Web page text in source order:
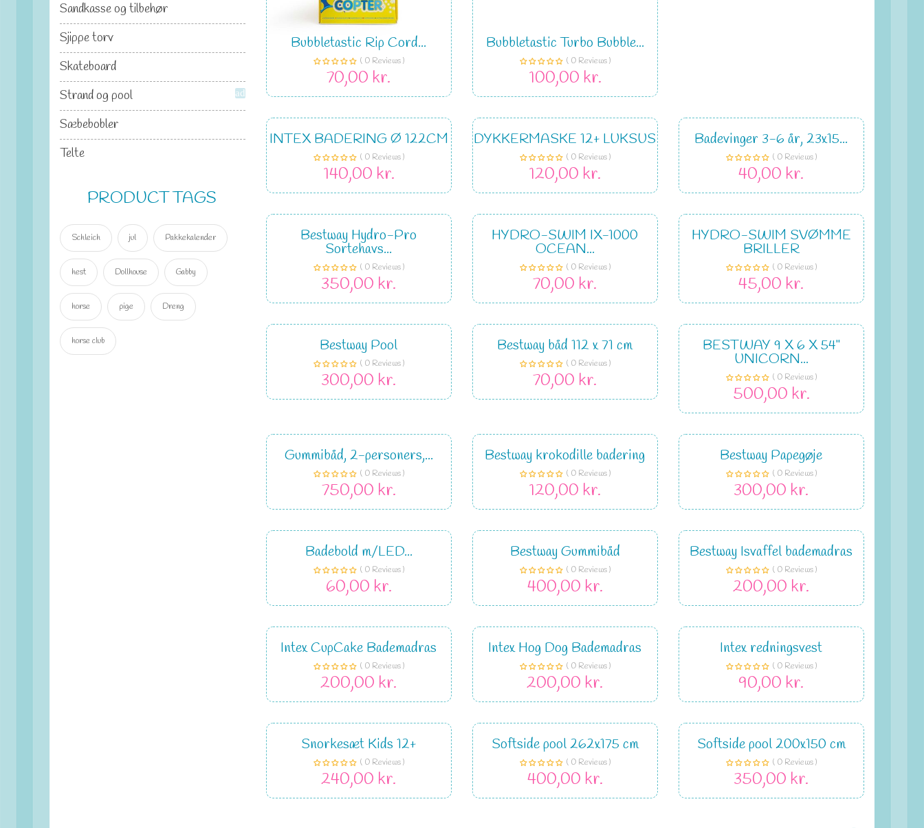
Sandkasse og tilbehør
Sjippe torv
Skateboard
Strand og pool
add
Sæbebobler
Telte
PRODUCT TAGS
Schleich jul Pakkekalender
hest Dollhouse Gabby
horse pige Dreng
horse club
Bubbletastic Rip Cord...
( 0 Reviews )
70,00 kr.
Bubbletastic Turbo Bubble...
( 0 Reviews )
100,00 kr.
INTEX BADERING Ø 122CM
( 0 Reviews )
140,00 kr.
DYKKERMASKE 12+ LUKSUS
( 0 Reviews )
120,00 kr.
Badevinger 3-6 år, 23x15...
( 0 Reviews )
40,00 kr.
Bestway Hydro-Pro
Sortehavs...
( 0 Reviews )
350,00 kr.
HYDRO-SWIM IX-1000
OCEAN...
( 0 Reviews )
70,00 kr.
HYDRO-SWIM SVØMME
BRILLER
( 0 Reviews )
45,00 kr.
Bestway Pool
( 0 Reviews )
300,00 kr.
Bestway båd 112 x 71 cm
( 0 Reviews )
70,00 kr.
BESTWAY 9 X 6 X 54"
UNICORN...
( 0 Reviews )
500,00 kr.
Gummibåd, 2-personers,...
( 0 Reviews )
750,00 kr.
Bestway krokodille badering
( 0 Reviews )
120,00 kr.
Bestway Papegøje
( 0 Reviews )
300,00 kr.
Badebold m/LED...
( 0 Reviews )
60,00 kr.
Bestway Gummibåd
( 0 Reviews )
400,00 kr.
Bestway Isvaffel bademadras
( 0 Reviews )
200,00 kr.
Intex CupCake Bademadras
( 0 Reviews )
200,00 kr.
Intex Hog Dog Bademadras
( 0 Reviews )
200,00 kr.
Intex redningsvest
( 0 Reviews )
90,00 kr.
Snorkesæt Kids 12+
( 0 Reviews )
240,00 kr.
Softside pool 262x175 cm
( 0 Reviews )
400,00 kr.
Softside pool 200x150 cm
( 0 Reviews )
350,00 kr.